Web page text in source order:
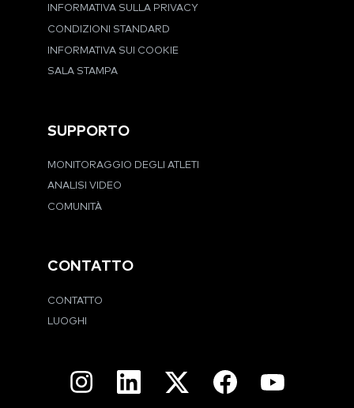
INFORMATIVA SULLA PRIVACY
CONDIZIONI STANDARD
INFORMATIVA SUI COOKIE
SALA STAMPA
SUPPORTO
MONITORAGGIO DEGLI ATLETI
ANALISI VIDEO
COMUNITÀ
CONTATTO
CONTATTO
LUOGHI